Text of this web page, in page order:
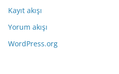
Kayıt akışı
Yorum akışı
WordPress.org